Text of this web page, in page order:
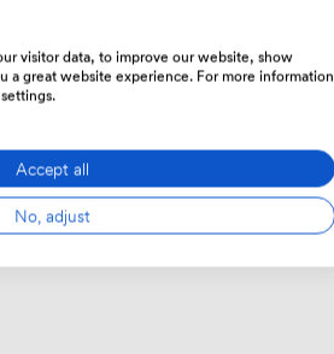
visitor data, to improve our website, show
a great website experience. For more information
Accept all
No, adjust